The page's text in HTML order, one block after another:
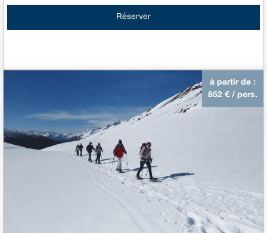
Réserver
à partir de :
852 € / pers.